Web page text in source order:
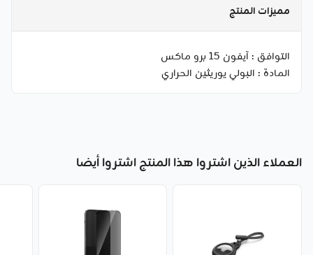
مميزات المنتج
التوافق :آيفون 15 برو ماكس
المادة : البولي يوريثين الحراري
العملاء الذين اشتروا هذا المنتج اشتروا أيضا